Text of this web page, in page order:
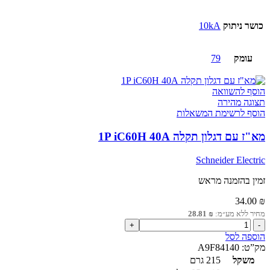
כושר ניתוק 10kA
עומק 79
הוסף להשוואה
תצוגה מהירה
הוסף לרשימת המשאלות
מא"ז עם דגלון תקלה 1P iC60H 40A
Schneider Electric
זמין בהזמנה מראש
34.00 ₪
מחיר ללא מע״מ: 28.81 ₪
כמות
של
מא"ז
עם
דגלון
הוספה לסל
מק”ט: A9F84140
משקל
215 גרם